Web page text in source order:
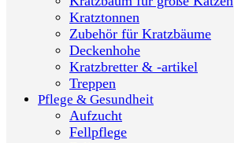
Kratztonnen
Zubehör für Kratzbäume
Deckenhohe
Kratzbretter & -artikel
Treppen
Pflege & Gesundheit
Aufzucht
Fellpflege